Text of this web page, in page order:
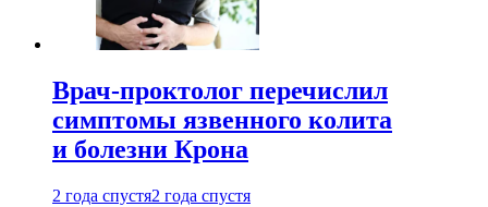
Врач-проктолог перечислил
симптомы язвенного колита
и болезни Крона
2 года спустя2 года спустя